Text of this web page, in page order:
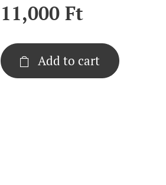
11,000 Ft
Add to cart